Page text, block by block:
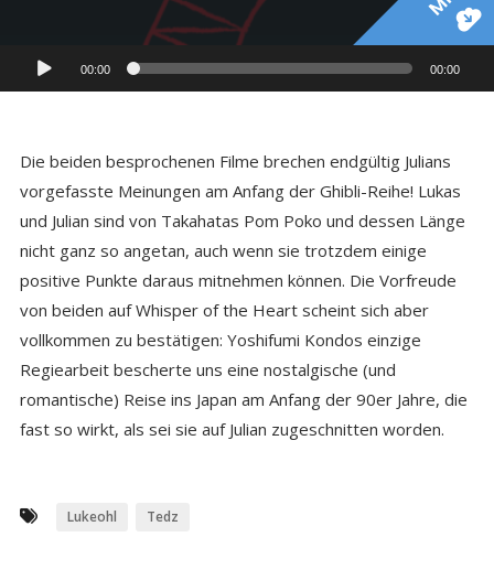
Audio-
Player
00:00 00:00
Die beiden besprochenen Filme brechen endgültig Julians
vorgefasste Meinungen am Anfang der Ghibli-Reihe! Lukas
und Julian sind von Takahatas Pom Poko und dessen Länge
nicht ganz so angetan, auch wenn sie trotzdem einige
positive Punkte daraus mitnehmen können. Die Vorfreude
von beiden auf Whisper of the Heart scheint sich aber
vollkommen zu bestätigen: Yoshifumi Kondos einzige
Regiearbeit bescherte uns eine nostalgische (und
romantische) Reise ins Japan am Anfang der 90er Jahre, die
fast so wirkt, als sei sie auf Julian zugeschnitten worden.
Lukeohl Tedz